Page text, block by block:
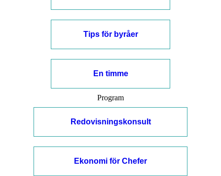
Tips för byråer
En timme
Program
Redovisningskonsult
Ekonomi för Chefer